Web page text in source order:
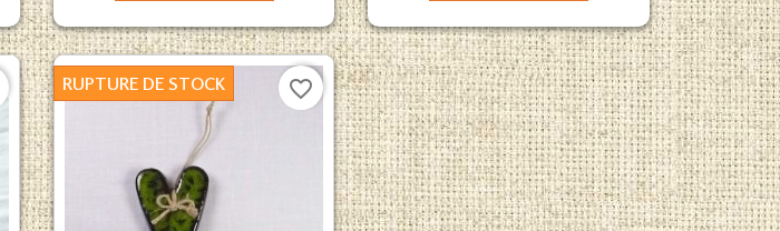
RUPTURE DE STOCK favorite_border